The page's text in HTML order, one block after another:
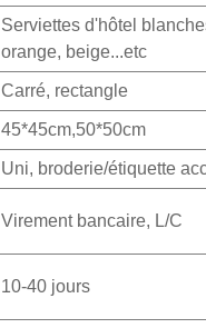
Serviettes d'hôtel
orange, beige...etc
Carré, rectangle
45*45cm,50*50cm
Uni, broderie/étiquette
Virement bancaire, L/C
10-40 jours